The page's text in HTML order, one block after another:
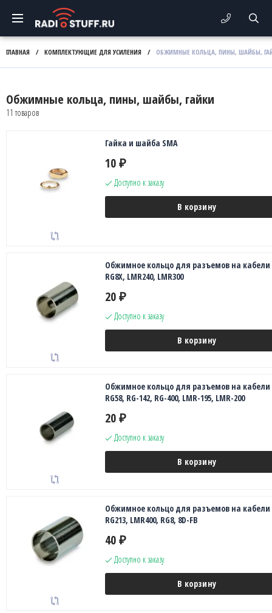
ГЛАВНАЯ / КОМПЛЕКТУЮЩИЕ ДЛЯ УСИЛЕНИЯ / ОБЖИМНЫЕ КОЛЬЦА, ПИНЫ, ШАЙБЫ,
Обжимные кольца, пины, шайбы, гайки
11 товаров
Гайка и шайба SMA
10 ₽
Доступно к заказу
В корзину
Обжимное кольцо для разъемов на кабели
RG8X, LMR240, LMR300
20 ₽
Доступно к заказу
В корзину
Обжимное кольцо для разъемов на кабели
RG58, RG-142, RG-400, LMR-195, LMR-200
20 ₽
Доступно к заказу
В корзину
Обжимное кольцо для разъемов на кабели
RG213, LMR400, RG8, 8D-FB
40 ₽
Доступно к заказу
В корзину